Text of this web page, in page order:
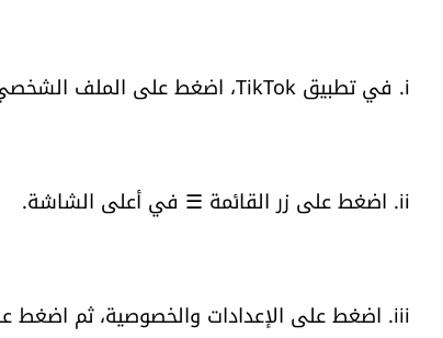
i. في تطبيق TikTok، اضغط على الملف الشخصي في الأسفل.
ii. اضغط على زر القائمة ☰ في أعلى الشاشة.
iii. اضغط على الإعدادات والخصوصية، ثم اضغط على ربط الحسابات للعائلة.